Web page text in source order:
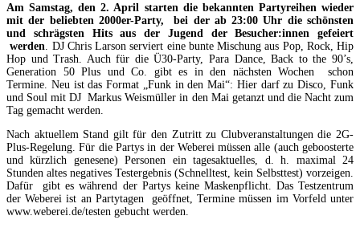
Am Samstag, den 2. April starten die bekannten Partyreihen wieder
mit der beliebten 2000er-Party, bei der ab 23:00 Uhr die schönsten
und schrägsten Hits aus der Jugend der Besucher:innen gefeiert
werden . DJ Chris Larson serviert eine bunte Mischung aus Pop, Rock, Hip
Hop und Trash. Auch für die Ü30-Party, Para Dance, Back to the 90’s,
Generation 50 Plus und Co. gibt es in den nächsten Wochen schon
Termine. Neu ist das Format „Funk in den Mai“: Hier darf zu Disco, Funk
und Soul mit DJ Markus Weismüller in den Mai getanzt und die Nacht zum
Tag gemacht werden.
Nach aktuellem Stand gilt für den Zutritt zu Clubveranstaltungen die 2G-
Plus-Regelung. Für die Partys in der Weberei müssen alle (auch geboosterte
und kürzlich genesene) Personen ein tagesaktuelles, d. h. maximal 24
Stunden altes negatives Testergebnis (Schnelltest, kein Selbsttest) vorzeigen.
Dafür gibt es während der Partys keine Maskenpflicht. Das Testzentrum
der Weberei ist an Partytagen geöffnet, Termine müssen im Vorfeld unter
www.weberei.de/testen gebucht werden.